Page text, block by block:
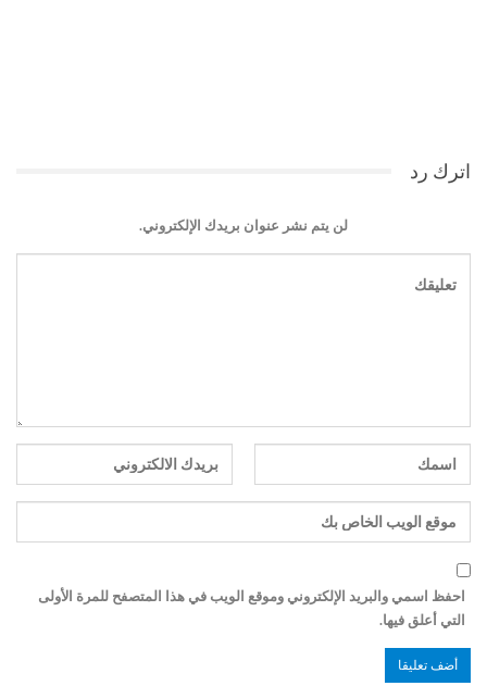
اترك رد
لن يتم نشر عنوان بريدك الإلكتروني.
احفظ اسمي والبريد الإلكتروني وموقع الويب في هذا المتصفح للمرة الأولى
التي أعلق فيها.